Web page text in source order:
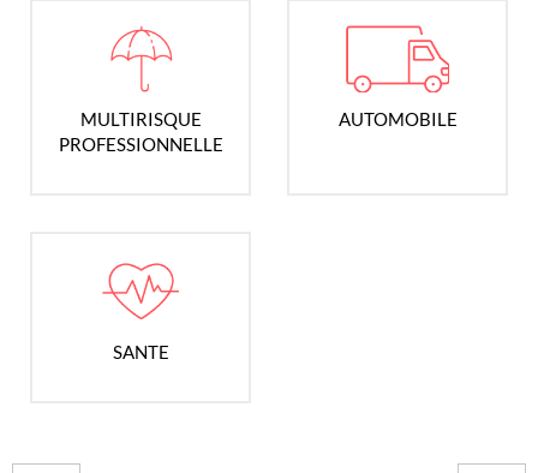
MULTIRISQUE
PROFESSIONNELLE
AUTOMOBILE
SANTE